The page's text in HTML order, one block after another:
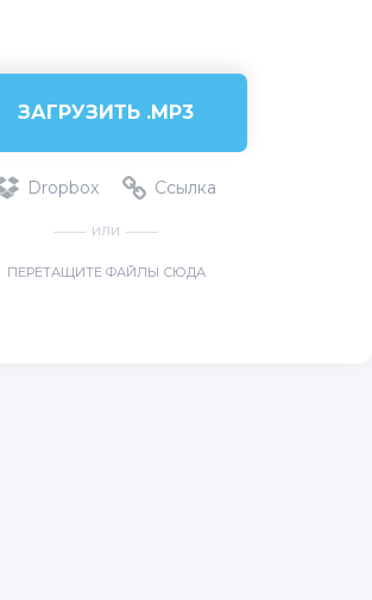
ЗАГРУЗИТЬ .MP3
Dropbox Ссылка
ИЛИ
ПЕРЕТАЩИТЕ ФАЙЛЫ СЮДА